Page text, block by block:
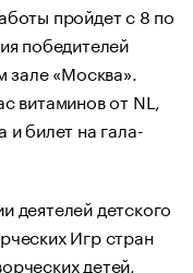
пройдет с 8 по
победителей
зале «Москва».
витаминов от NL,
и билет на гала-
деятелей детского
Игр стран
детей,